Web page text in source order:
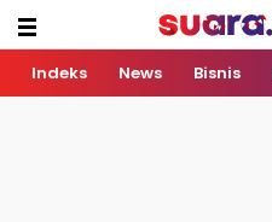
Indeks News Bisnis